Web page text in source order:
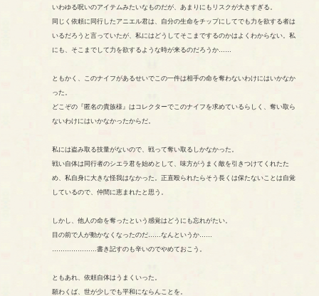
いわゆる呪いのアイテムみたいなものだが、あまりにもリスクが大きすぎる。
同じく依頼に同行したアニエル君は、自分の生命をチップにしてでも力を欲する者は
いるだろうと言っていたが、私にはどうしてそこまでするのかはよくわからない。私
にも、そこまでして力を欲するような時が来るのだろうか……
ともかく、このナイフがあるせいでこの一件は相手の命を奪わないわけにはいかなか
った。
どこぞの『匿名の貴族様』はコレクターでこのナイフを求めているらしく、奪い取ら
ないわけにはいかなかったからだ。
私には盗み取る技量がないので、戦って奪い取るしかなかった。
戦い自体は同行者のシエラ君を始めとして、味方がうまく敵を引きつけてくれたた
め、私自身に大きな怪我はなかった。正直殴られたらそう長くは保たないことは自覚
しているので、仲間に恵まれたと思う。
しかし、他人の命を奪ったという感覚はどうにも忘れがたい。
目の前で人が動かなくなったのだ……なんというか……
…………………書き記すのも辛いのでやめておこう。
ともあれ、依頼自体はうまくいった。
願わくば、世が少しでも平和にならんことを。